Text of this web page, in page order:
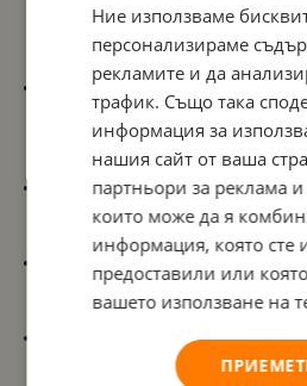
фигури и щипки, които дават
комбинации и стимулират
експериментиране;
Използва
– магнитни
прикрепят един към друг от
улеснява строенето и развива
пространственото мислене;
Включвабогат асортимент от
подпомагат разпознаването на
първи думи и развитието на
Предназначен е специално за
като подпомага началното
речников запас и стимулира
книжка с илюстрирани
насоки, идеи и примерни
Ние използваме
персонализираме
рекламите и да
трафик. Също така
информация за
нашия сайт от ваша
партньори за реклама
които може да я
информация, която сте
предоставили или
вашето използване на